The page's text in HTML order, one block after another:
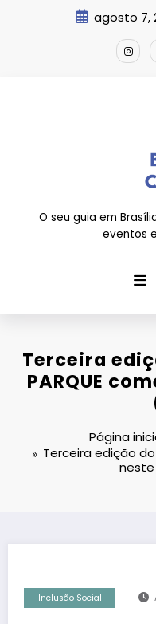
agosto 7,
O seu guia em
eventos
Terceira
PARQUE
Página
Terceira edição do
Inclusão Social